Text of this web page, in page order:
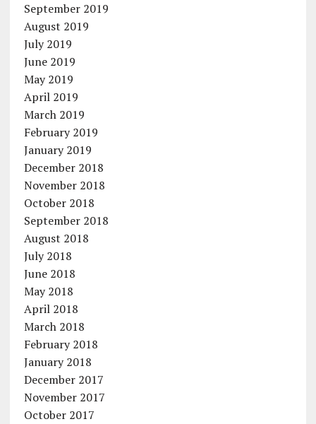
September 2019
August 2019
July 2019
June 2019
May 2019
April 2019
March 2019
February 2019
January 2019
December 2018
November 2018
October 2018
September 2018
August 2018
July 2018
June 2018
May 2018
April 2018
March 2018
February 2018
January 2018
December 2017
November 2017
October 2017